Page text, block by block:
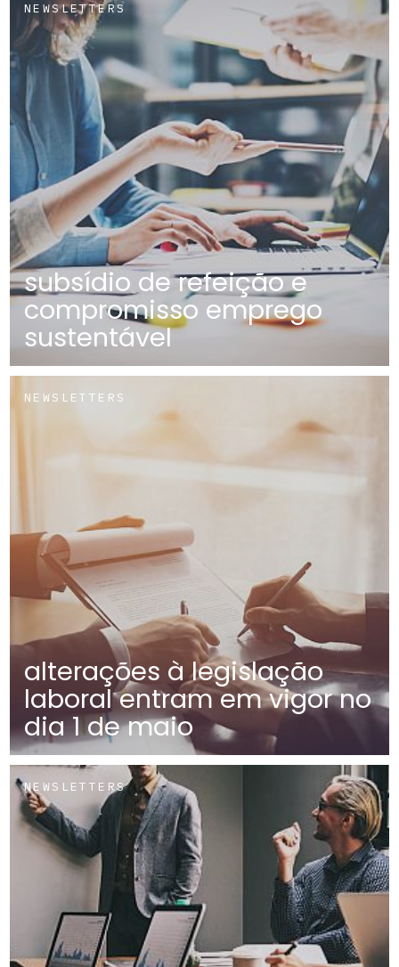
NEWSLETTERS
subsídio de refeição e
compromisso emprego
sustentável
NEWSLETTERS
alterações à legislação
laboral entram em vigor no
dia 1 de maio
NEWSLETTERS